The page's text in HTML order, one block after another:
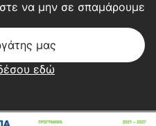
να μην σε σπαμάρουμε
μας
εδώ